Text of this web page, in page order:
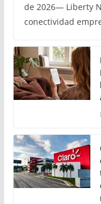
de 2026— Liberty
conectividad